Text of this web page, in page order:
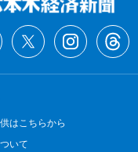
はこちらから
いて